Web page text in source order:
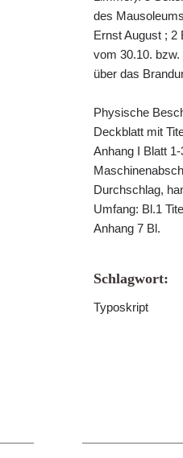
des
Ernst August ; 2
vom 30.10.
über das
Physische
Deckblatt mit
Anhang I Blatt
Durchschlag,
Umfang: Bl.1
Anhang 7 Bl.
Schlagwort:
Typoskript